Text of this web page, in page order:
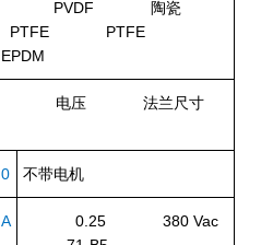
PVDF 陶瓷
PTFE PTFE
EPDM
电压 法兰尺寸
0 不带电机
A
0.25 380 Vac